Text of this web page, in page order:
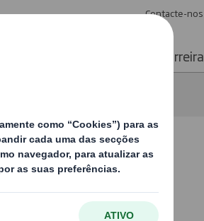
Contacte-nos
Carreira
nos